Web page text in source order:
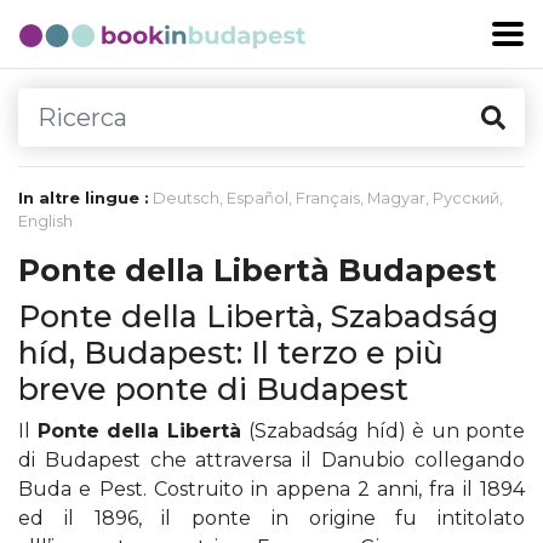
In altre lingue : Deutsch, Español , Français, Magyar, Русский,
English
Ponte della Libertà Budapest
Ponte della Libertà, Szabadság
híd, Budapest: Il terzo e più
breve ponte di Budapest
Il Ponte della Libertà (Szabadság híd) è un ponte
di Budapest che attraversa il Danubio collegando
Buda e Pest. Costruito in appena 2 anni, fra il 1894
ed il 1896, il ponte in origine fu intitolato